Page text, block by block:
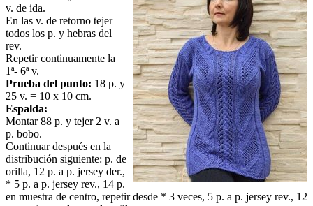
v. de ida.
En las v. de retorno tejer
todos los p. y hebras del
rev.
Repetir continuamente la
1ª- 6ª v.
Prueba del punto: 18 p. y
25 v. = 10 x 10 cm.
Espalda:
Montar 88 p. y tejer 2 v. a
p. bobo.
Continuar después en la
distribución siguiente: p. de
orilla, 12 p. a p. jersey der.,
* 5 p. a p. jersey rev., 14 p.
en muestra de centro, repetir desde * 3 veces, 5 p. a p. jersey rev., 12